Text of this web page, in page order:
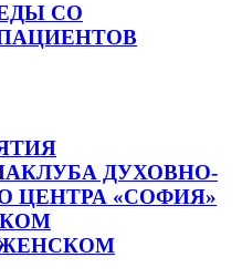
СО
ДУХОВНО-
ЦЕНТРА «СОФИЯ»